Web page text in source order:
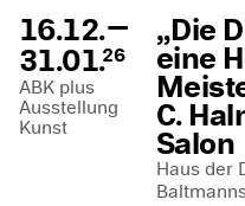
16.12.—
31.01.26
ABK plus
Ausstellung
Kunst
„Die
eine
C.
Salon
Haus der